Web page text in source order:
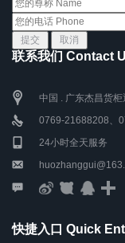
联系我们 Contact
中国 . 广东杰昌货
0769-21688208、
24小时全天服务
快捷入口 Quick